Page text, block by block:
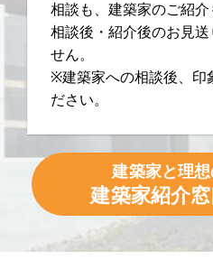
相談も、建築家のご紹介
相談後・紹介後のお見送
せん。
※建築家への相談後、印
ださい。
建築家と理
建築家紹介